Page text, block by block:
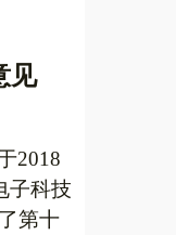
见
2018
子科技
第十